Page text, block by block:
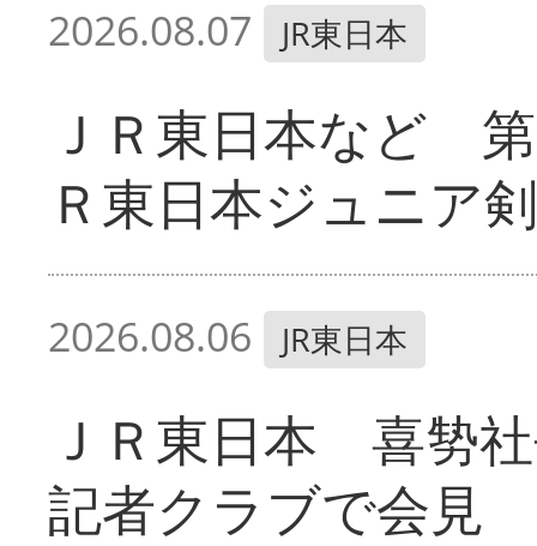
2026.08.07 JR東日本
ＪＲ東日本など
Ｒ東日本ジュニア
2026.08.06 JR東日本
ＪＲ東日本 喜㔟
記者クラブで会見